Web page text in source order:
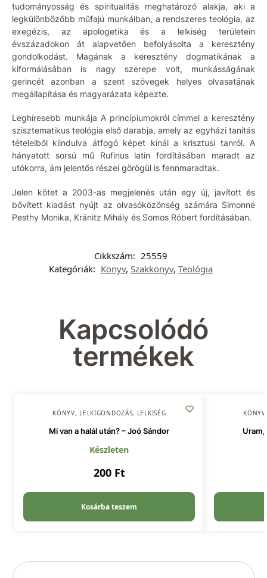
tudományosság és spiritualitás meghatározó alakja, aki a
legkülönbözőbb műfajú munkáiban, a rendszeres teológia, az
exegézis, az apologetika és a lelkiség területein
évszázadokon át alapvetően befolyásolta a keresztény
gondolkodást. Magának a keresztény dogmatikának a
kiformálásában is nagy szerepe volt, munkásságának
gerincét azonban a szent szövegek helyes olvasatának
megállapítása és magyarázata képezte.
Leghíresebb munkája A princípiumokról címmel a keresztény
szisztematikus teológia első darabja, amely az egyházi tanítás
tételeiből kiindulva átfogó képet kínál a krisztusi tanról. A
hányatott sorsú mű Rufinus latin fordításában maradt az
utókorra, ám jelentős részei görögül is fennmaradtak.
Jelen kötet a 2003-as megjelenés után egy új, javított és
bővített kiadást nyújt az olvasóközönség számára Simonné
Pesthy Monika, Kránitz Mihály és Somos Róbert fordításában.
Cikkszám: 25559
Kategóriák: Könyv, Szakkönyv, Teológia
Kapcsolódó
termékek
KÖNYV, LELKIGONDOZÁS, LELKISÉG
Mi van a halál után? – Joó Sándor
Készleten
200 Ft
Kosárba teszem
KÖNYV